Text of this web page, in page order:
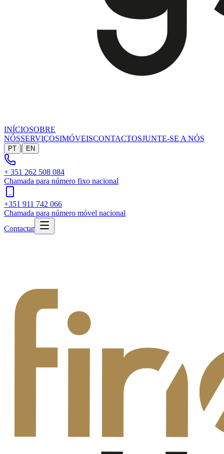
INÍCIOSOBRE
NÓSSERVIÇOSIMÓVEISCONTACTOSJUNTE-SE A NÓS
PT | EN
+ 351 262 508 084
Chamada para número fixo nacional
+351 911 742 066
Chamada para número móvel nacional
Contactar